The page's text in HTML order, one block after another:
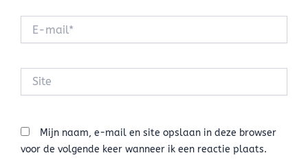
mail*
Mijn naam, e-mail en site opslaan in deze browser
voor de volgende keer wanneer ik een reactie plaats.